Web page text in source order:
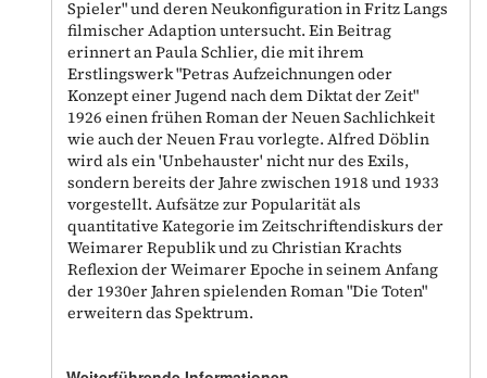
Spieler" und deren Neukonfiguration in Fritz Langs
filmischer Adaption untersucht. Ein Beitrag
erinnert an Paula Schlier, die mit ihrem
Erstlingswerk "Petras Aufzeichnungen oder
Konzept einer Jugend nach dem Diktat der Zeit"
1926 einen frühen Roman der Neuen Sachlichkeit
wie auch der Neuen Frau vorlegte. Alfred Döblin
wird als ein 'Unbehauster' nicht nur des Exils,
sondern bereits der Jahre zwischen 1918 und 1933
vorgestellt. Aufsätze zur Popularität als
quantitative Kategorie im Zeitschriftendiskurs der
Weimarer Republik und zu Christian Krachts
Reflexion der Weimarer Epoche in seinem Anfang
der 1930er Jahren spielenden Roman "Die Toten"
erweitern das Spektrum.